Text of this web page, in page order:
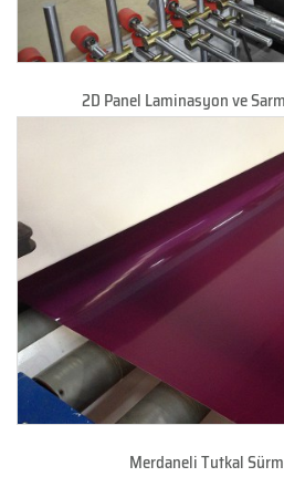
2D Panel Laminasyon ve
Merdaneli Tutkal